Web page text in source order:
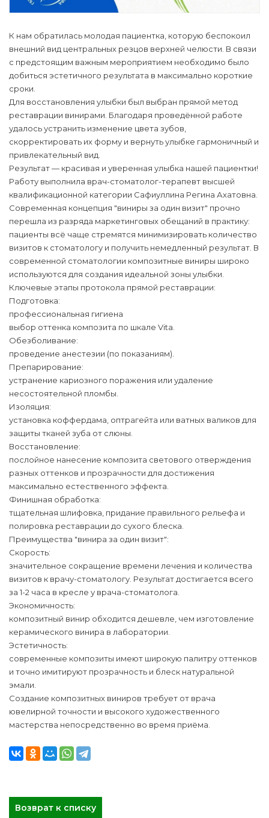
К нам обратилась молодая пациентка, которую беспокоил
внешний вид центральных резцов верхней челюсти. В связи
с предстоящим важным мероприятием необходимо было
добиться эстетичного результата в максимально короткие
сроки.
Для восстановления улыбки был выбран прямой метод
реставрации винирами. Благодаря проведённой работе
удалось устранить изменение цвета зубов,
скорректировать их форму и вернуть улыбке гармоничный и
привлекательный вид.
Результат — красивая и уверенная улыбка нашей пациентки!
Работу выполнила врач-стоматолог-терапевт высшей
квалификационной категории Сафиуллина Регина Ахатовна.
Современная концепция "виниры за один визит" прочно
перешла из разряда маркетинговых обещаний в практику:
пациенты всё чаще стремятся минимизировать количество
визитов к стоматологу и получить немедленный результат. В
современной стоматологии композитные виниры широко
используются для создания идеальной зоны улыбки.
Ключевые этапы протокола прямой реставрации:
Подготовка:
профессиональная гигиена
выбор оттенка композита по шкале Vita.
Обезболивание:
проведение анестезии (по показаниям).
Препарирование:
устранение кариозного поражения или удаление
несостоятельной пломбы.
Изоляция:
установка коффердама, оптрагейта или ватных валиков для
защиты тканей зуба от слюны.
Восстановление:
послойное нанесение композита светового отверждения
разных оттенков и прозрачности для достижения
максимально естественного эффекта.
Финишная обработка:
тщательная шлифовка, придание правильного рельефа и
полировка реставрации до сухого блеска.
Преимущества "винира за один визит":
Скорость:
значительное сокращение времени лечения и количества
визитов к врачу-стоматологу. Результат достигается всего
за 1-2 часа в кресле у врача-стоматолога.
Экономичность:
композитный винир обходится дешевле, чем изготовление
керамического винира в лаборатории.
Эстетичность:
современные композиты имеют широкую палитру оттенков
и точно имитируют прозрачность и блеск натуральной
эмали.
Создание композитных виниров требует от врача
ювелирной точности и высокого художественного
мастерства непосредственно во время приёма.
Возврат к списку